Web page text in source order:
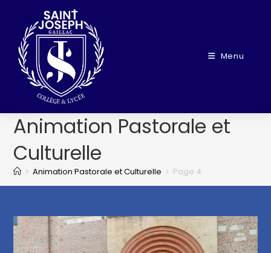
Menu
Animation Pastorale et
Culturelle
> Animation Pastorale et Culturelle > Page 4